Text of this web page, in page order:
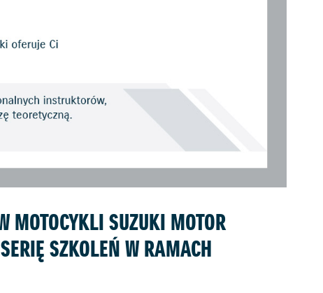
MOTOCYKLI SUZUKI MOTOR
SZKOLEŃ W RAMACH